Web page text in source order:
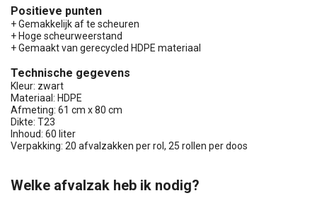
Positieve punten
+ Gemakkelijk af te scheuren
+ Hoge scheurweerstand
+ Gemaakt van gerecycled HDPE materiaal
Technische gegevens
Kleur: zwart
Materiaal: HDPE
Afmeting: 61 cm x 80 cm
Dikte: T23
Inhoud: 60 liter
Verpakking: 20 afvalzakken per rol, 25 rollen per doos
Welke afvalzak heb ik nodig?